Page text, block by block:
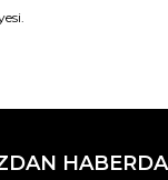
ederiz.
veya